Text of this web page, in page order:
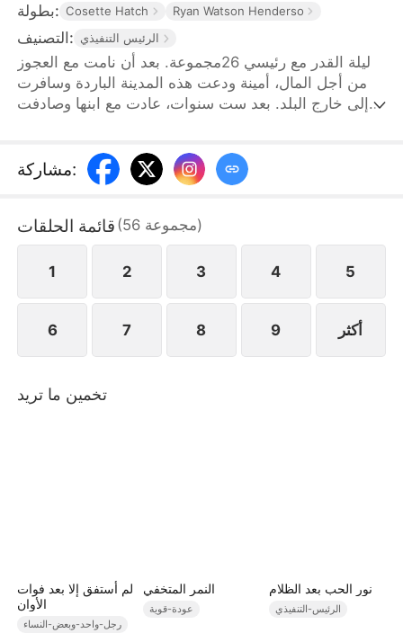
بطولة: Cosette Hatch Ryan Watson Henderso
التصنيف: الرئيس التنفيذي
ليلة القدر مع رئيسي 26مجموعة. بعد أن نامت مع العجوز
من أجل المال، أمينة ودعت هذه المدينة الباردة وسافرت
إلى خارج البلد. بعد ست سنوات، عادت مع ابنها وصادفت
الوسيم بالأب. هل هذا هو القدر؟
مشاركة:
قائمة الحلقات (56 مجموعة)
1 2 3 4 5
6 7 8 9 أكثر
تخمين ما تريد
لم أستفق إلا بعد فوات
الأوان
رجل-واحد-وبعض-النساء
النمر المتخفي
عودة-قوية
نور الحب بعد الظلام
الرئيس-التنفيذي